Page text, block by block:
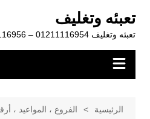
المحتوى
تعبئه وتغليف
تعبئه وتغليف 01211116954 – 01211116956 – 01211116958
الرئيسية
الفروع ، المواعيد ،